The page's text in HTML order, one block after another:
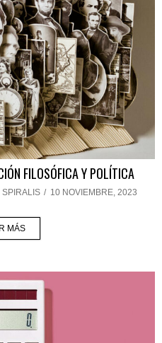
FILOSÓFICA Y POLÍTICA
SPIRALIS / 10 NOVIEMBRE, 2023
MÁS